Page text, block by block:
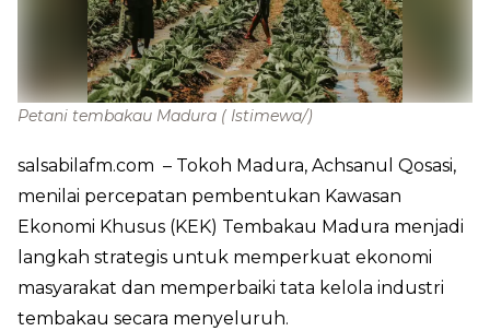
Petani tembakau Madura ( Istimewa/)
salsabilafm.com – Tokoh Madura, Achsanul Qosasi,
menilai percepatan pembentukan Kawasan
Ekonomi Khusus (KEK) Tembakau Madura menjadi
langkah strategis untuk memperkuat ekonomi
masyarakat dan memperbaiki tata kelola industri
tembakau secara menyeluruh.